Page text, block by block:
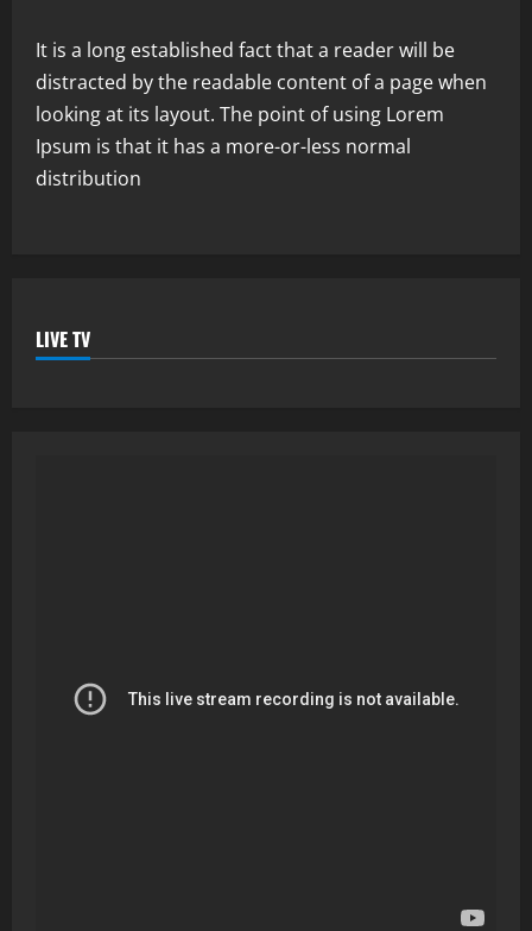
It is a long established fact that a reader will be
distracted by the readable content of a page when
looking at its layout. The point of using Lorem
Ipsum is that it has a more-or-less normal
distribution
LIVE TV